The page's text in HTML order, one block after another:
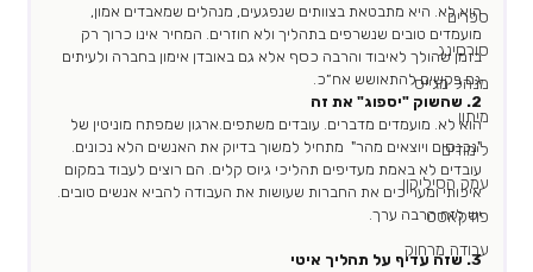
ספרים
סורסינג
מנהל מגייס
מיתון
לימודים
עמק הסיליקון
פודקאסט
עבודה מרחוק
היא לא. היא מתבטאת בצוותים שנפגעים, מנהלים שמאבדים אמון,
מועמדים טובים שנשרפים בתהליך ולא חוזרים. המחיר אינו כרוך רק
בזמן שהולך לאיבוד והרבה כסף אלא גם באובדן אימון בחברה ולעיתים
גם בקשים להתאושש אח״כ.
2. שהשוק "יספוג" את זה
הוא לא. מועמדים מדברים. עובדים משתפים.ארגון שמפתח מוניטין של
"נכנסים ויוצאים מהר"  מתחיל למשוך בדיוק את האנשים הלא נכונים.
עובדים לא באמת מעדיפים תהליכי גיוס קלים. הם רוצים לעבוד במקום
איכותי ומעריכים את החברות שעושות את העבודה להביא אנשים טובים.
יש לזה הרבה ערך.
3. שזה עדיף על תהליך איטי